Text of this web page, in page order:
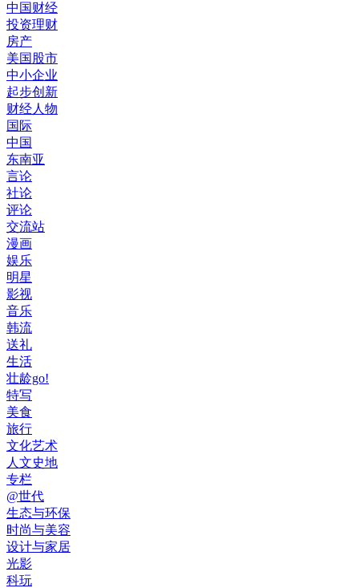
中国财经
投资理财
房产
美国股市
中小企业
起步创新
财经人物
国际
中国
东南亚
言论
社论
评论
交流站
漫画
娱乐
明星
影视
音乐
韩流
送礼
生活
壮龄go!
特写
美食
旅行
文化艺术
人文史地
专栏
@世代
生态与环保
时尚与美容
设计与家居
光影
科玩